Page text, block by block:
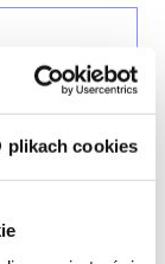
plikach cookies
-